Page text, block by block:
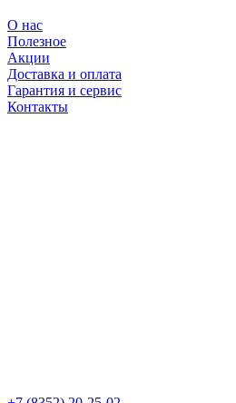
О нас
Полезное
Акции
Доставка и оплата
Гарантия и сервис
Контакты